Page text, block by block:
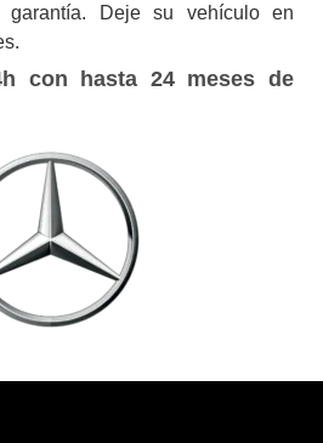
garantía. Deje su vehículo en
con hasta 24 meses de